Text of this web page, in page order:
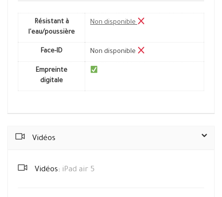
Résistant à
l'eau/poussière
Non disponible
Face-ID Non disponible
Empreinte
digitale
Vidéos
Vidéos: iPad air 5